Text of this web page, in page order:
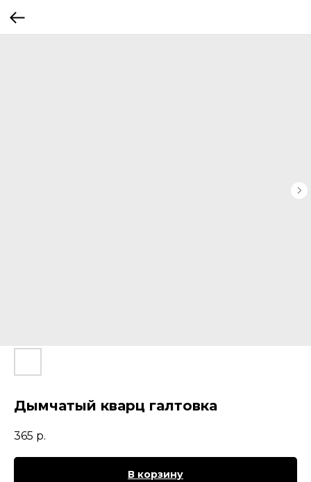
Дымчатый кварц галтовка
365 р.
В корзину